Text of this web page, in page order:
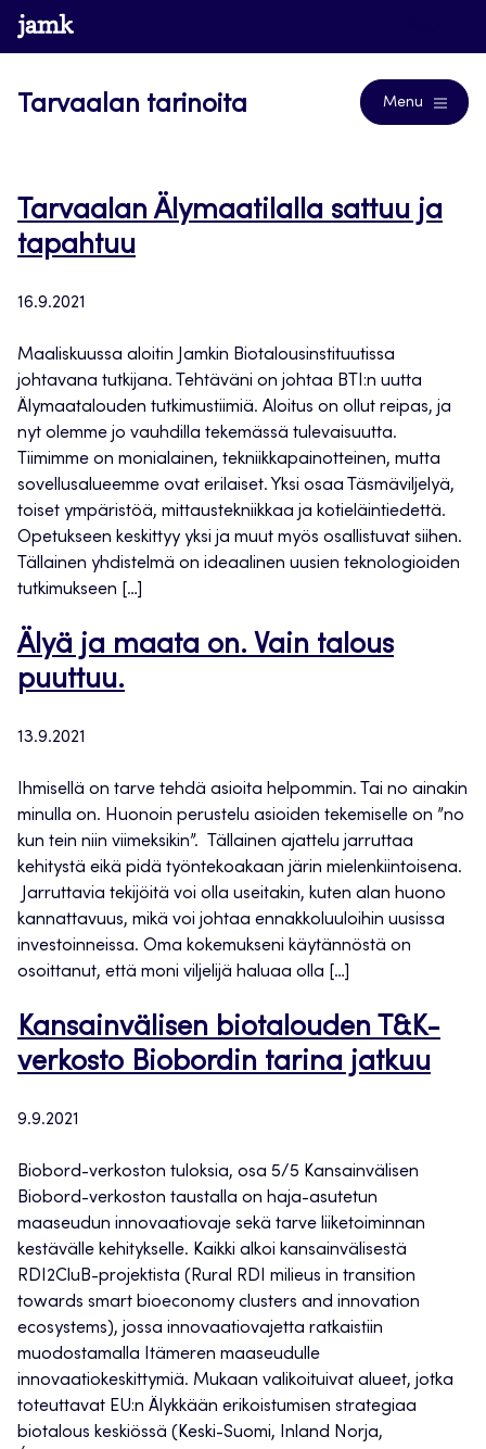
Siirry
suoraan
www.jamk.fi
Tarvaalan tarinoita Menu
Tarvaalan Älymaatilalla sattuu ja
tapahtuu
16.9.2021
Maaliskuussa aloitin Jamkin Biotalousinstituutissa
johtavana tutkijana. Tehtäväni on johtaa BTI:n uutta
Älymaatalouden tutkimustiimiä. Aloitus on ollut reipas, ja
nyt olemme jo vauhdilla tekemässä tulevaisuutta.
Tiimimme on monialainen, tekniikkapainotteinen, mutta
sovellusalueemme ovat erilaiset. Yksi osaa Täsmäviljelyä,
toiset ympäristöä, mittaustekniikkaa ja kotieläintiedettä.
Opetukseen keskittyy yksi ja muut myös osallistuvat siihen.
Tällainen yhdistelmä on ideaalinen uusien teknologioiden
tutkimukseen […]
Älyä ja maata on. Vain talous
puuttuu.
13.9.2021
Ihmisellä on tarve tehdä asioita helpommin. Tai no ainakin
minulla on. Huonoin perustelu asioiden tekemiselle on ”no
kun tein niin viimeksikin”. Tällainen ajattelu jarruttaa
kehitystä eikä pidä työntekoakaan järin mielenkiintoisena.
Jarruttavia tekijöitä voi olla useitakin, kuten alan huono
kannattavuus, mikä voi johtaa ennakkoluuloihin uusissa
investoinneissa. Oma kokemukseni käytännöstä on
osoittanut, että moni viljelijä haluaa olla […]
Kansainvälisen biotalouden T&K-
verkosto Biobordin tarina jatkuu
9.9.2021
Biobord-verkoston tuloksia, osa 5/5 Kansainvälisen
Biobord-verkoston taustalla on haja-asutetun
maaseudun innovaatiovaje sekä tarve liiketoiminnan
kestävälle kehitykselle. Kaikki alkoi kansainvälisestä
RDI2CluB-projektista (Rural RDI milieus in transition
towards smart bioeconomy clusters and innovation
ecosystems), jossa innovaatiovajetta ratkaistiin
muodostamalla Itämeren maaseudulle
innovaatiokeskittymiä. Mukaan valikoituivat alueet, jotka
toteuttavat EU:n Älykkään erikoistumisen strategiaa
biotalous keskiössä (Keski-Suomi, Inland Norja,